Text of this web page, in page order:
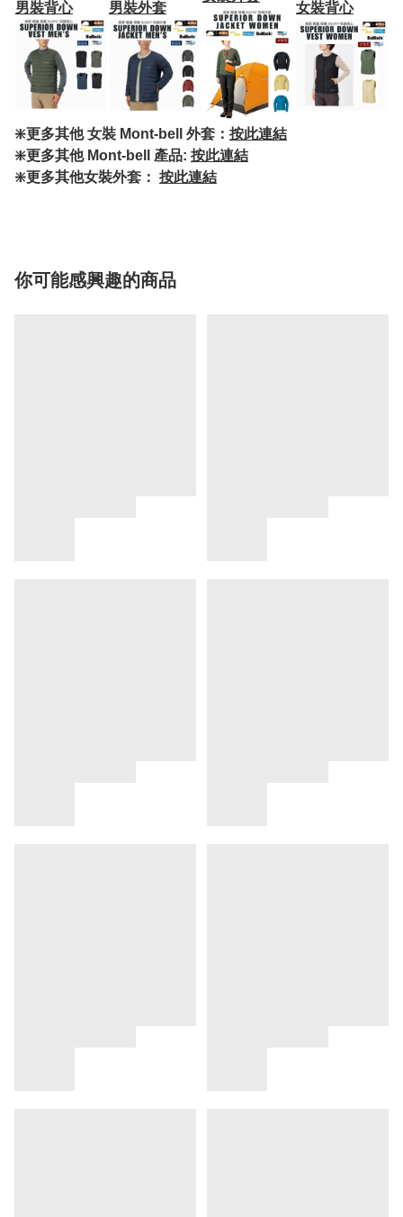
男裝背心 男裝外套 女裝背心
❇️更多其他 女裝 Mont-bell 外套： 按此連結
❇️更多其他 Mont-bell 產品: 按此連結
❇️更多其他女裝外套： 按此連結
你可能感興趣的商品